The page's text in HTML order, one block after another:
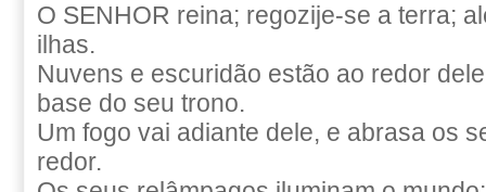
O SENHOR reina; regozije-se a terra;
ilhas.
Nuvens e escuridão estão ao redor
base do seu trono.
Um fogo vai adiante dele, e abrasa os
redor.